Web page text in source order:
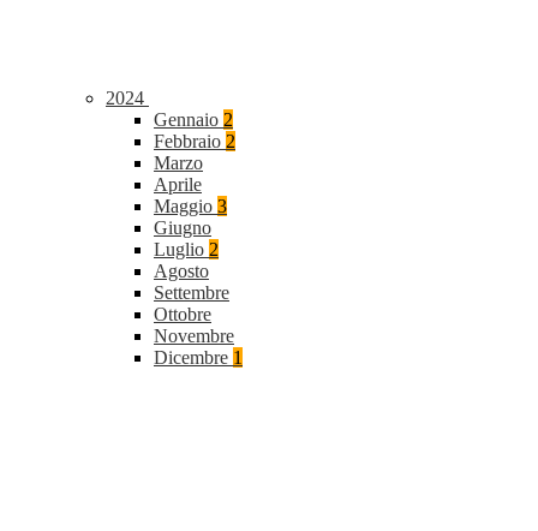
2024
Gennaio 2
Febbraio 2
Marzo
Aprile
Maggio 3
Giugno
Luglio 2
Agosto
Settembre
Ottobre
Novembre
Dicembre 1